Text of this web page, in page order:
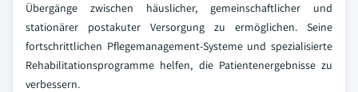
Übergänge zwischen häuslicher, gemeinschaftlicher und
stationärer postakuter Versorgung zu ermöglichen. Seine
fortschrittlichen Pflegemanagement-Systeme und spezialisierte
Rehabilitationsprogramme helfen, die Patientenergebnisse zu
verbessern.